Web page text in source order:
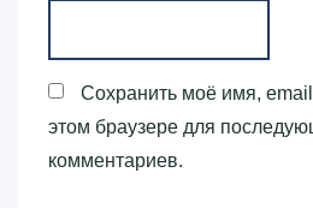
Сохранить моё имя,
этом браузере для
комментариев.